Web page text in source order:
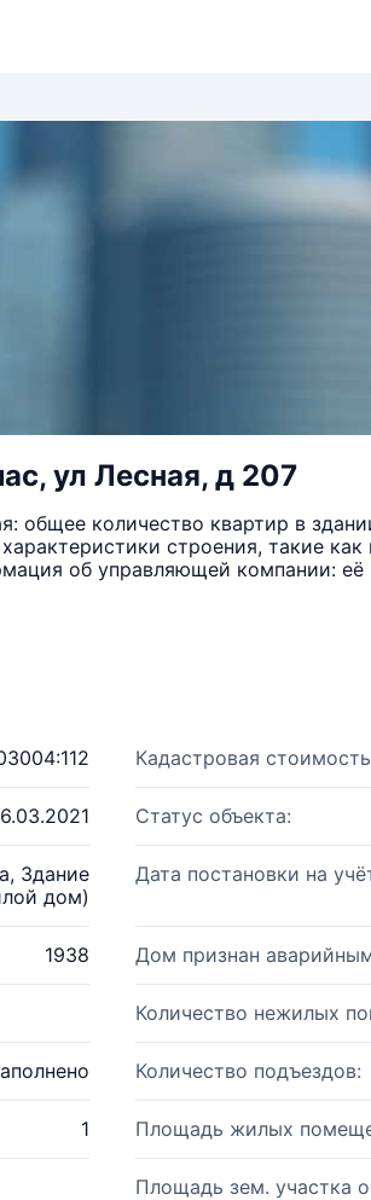
ул Лесная, д 207
количество квартир в
строения, такие как
об управляющей компании: её
Кадастровая
Статус объекта:
Здание
дом)
Дата постановки на
1938 Дом признан
Количество нежилых
Количество подъездов:
1 Площадь жилых
Площадь зем. участка